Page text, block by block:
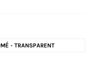
- TRANSPARENT